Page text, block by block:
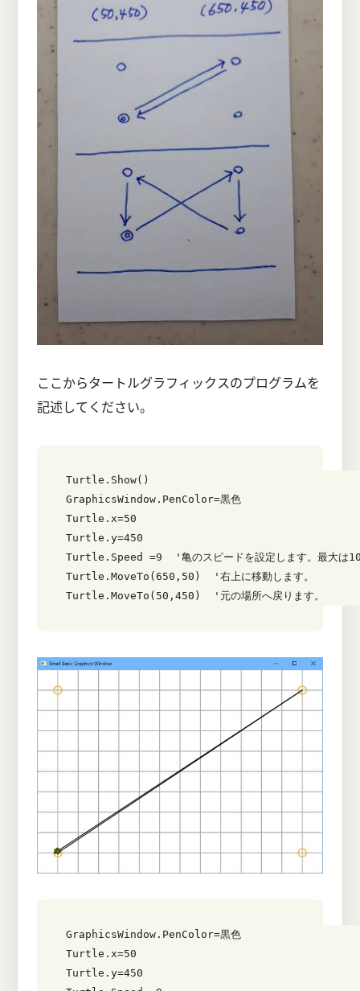
ここからタートルグラフィックスのプログラムを
記述してください。
Turtle.Show()
GraphicsWindow.PenColor=黒色
Turtle.x=50
Turtle.y=450
Turtle.Speed =9  '亀のスピードを設定します。最大は
Turtle.MoveTo(650,50)  '右上に移動します。
Turtle.MoveTo(50,450)  '元の場所へ戻ります。
GraphicsWindow.PenColor=黒色
Turtle.x=50
Turtle.y=450